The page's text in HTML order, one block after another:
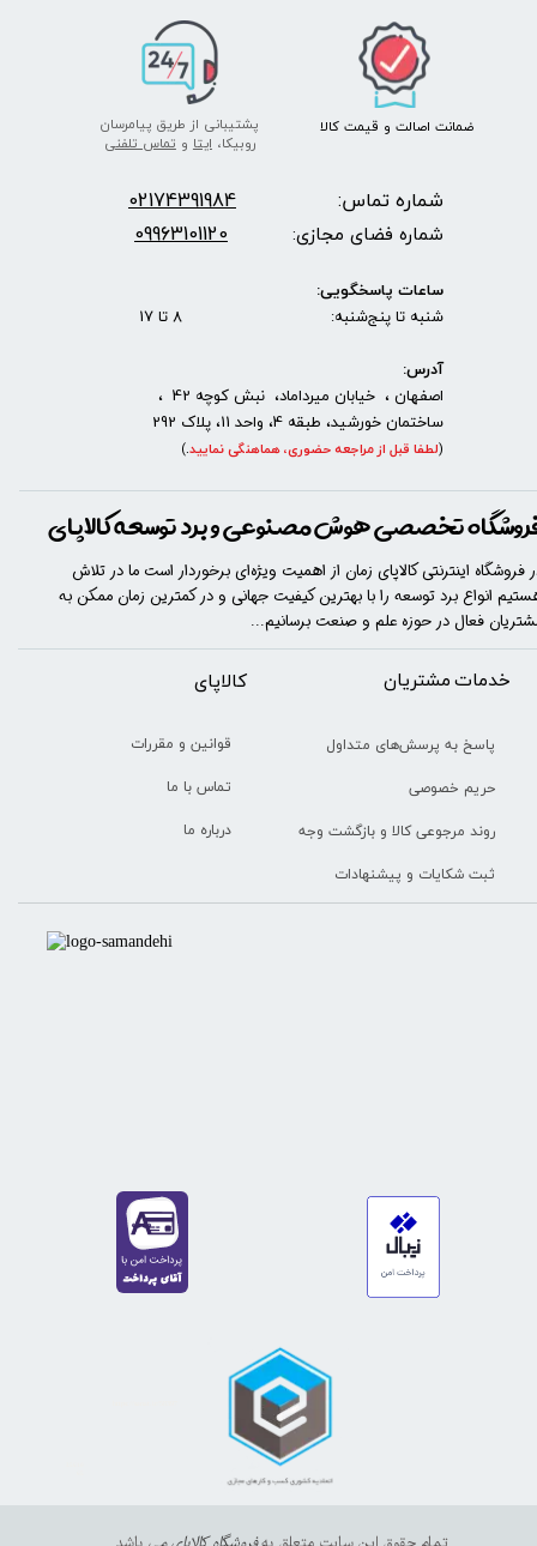
پشتیبانی از طریق پیامرسان
روبیکا،ایتا وتماس تلفنی
ضمانت اصالت و قیمت​​​​​​​ کالا ​​​​​​​
خدمات مشتریان
پاسخ به پرسش‌های متداول
حریم خصوصی
روند مرجوعی کالا و بازگشت وجه
ثبت شکایات و پیشنهادات
​​کالاپای
قوانین و مقررات
تماس با ما
درباره ما
تخصصی هوش مصنوعی و برد توسعه کالاپای
فروشگاه اینترنتی کالاپای زمان از اهمیت ویژه‌ای برخوردار است ما در تلاش
انواع برد توسعه را با​​​ بهترین کیفیت جهانی و در کمترین زمان ممکن به
فعال در حوزه علم و صنعت برسانیم...
شماره تماس: 02174391984
شماره فضای مجازی: 09963101120
ساعات پاسخگویی:
شنبه تا پنج‌شنبه: 8 تا 17
آدرس:
اصفهان ، خیابان میرداماد، نبش کوچه 42 ،
ساختمان خورشید، طبقه 4، واحد 11، پلاک 292
(لطفا قبل از مراجعه حضوری، هماهنگی نمایید.
)